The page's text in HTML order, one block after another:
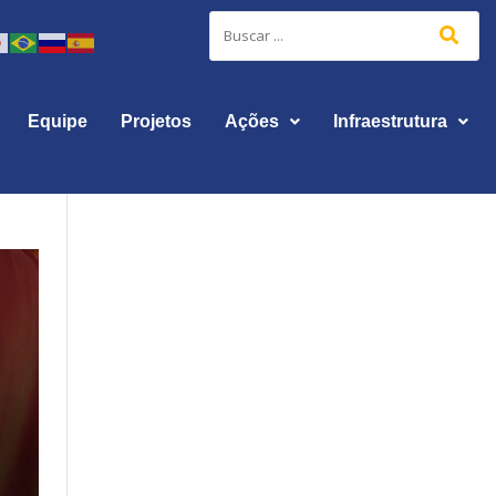
Equipe Projetos Ações Infraestrutura